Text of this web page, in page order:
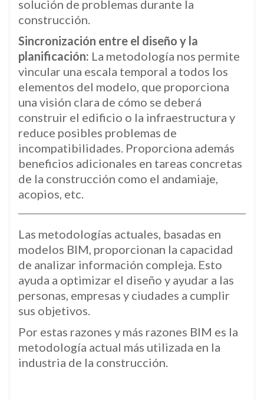
solución de problemas durante la
construcción.
Sincronización entre el diseño y la
planificación: La metodología nos permite
vincular una escala temporal a todos los
elementos del modelo, que proporciona
una visión clara de cómo se deberá
construir el edificio o la infraestructura y
reduce posibles problemas de
incompatibilidades. Proporciona además
beneficios adicionales en tareas concretas
de la construcción como el andamiaje,
acopios, etc.
Las metodologías actuales, basadas en
modelos BIM, proporcionan la capacidad
de analizar información compleja. Esto
ayuda a optimizar el diseño y ayudar a las
personas, empresas y ciudades a cumplir
sus objetivos.
Por estas razones y más razones BIM es la
metodología actual más utilizada en la
industria de la construcción.